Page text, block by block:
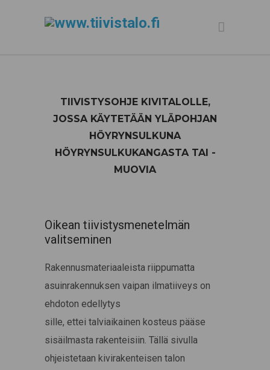
TIIVISTYSOHJE KIVITALOLLE,
JOSSA KÄYTETÄÄN YLÄPOHJAN
HÖYRYNSULKUNA
HÖYRYNSULKUKANGASTA TAI -
MUOVIA
Oikean tiivistysmenetelmän
valitseminen
Rakennusmateriaaleista riippumatta
asuinrakennuksen vaipan ilmatiiveys on
ehdoton edellytys
sille, ettei talviaikainen kosteus pääse
sisäilmasta rakenteisiin. Tällä sivulla
ohjeistetaan kivirakenteisen talon